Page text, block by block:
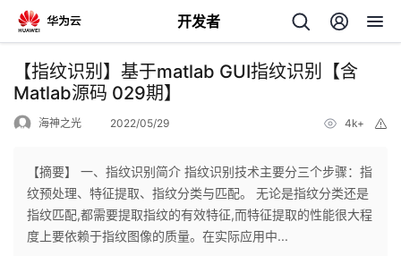
开发者
返
回
个
【指纹识别】基于matlab GUI指纹识别【含
Matlab源码 029期】
海神之光 2022/05/29 4k+
【摘要】 一、指纹识别简介 指纹识别技术主要分三个步骤：指
纹预处理、特征提取、指纹分类与匹配。 无论是指纹分类还是
指纹匹配,都需要提取指纹的有效特征,而特征提取的性能很大程
度上要依赖于指纹图像的质量。在实际应用中...